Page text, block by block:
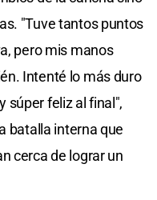
"Tuve tantos puntos
pero mis manos
Intenté lo más duro
súper feliz al final",
batalla interna que
cerca de lograr un